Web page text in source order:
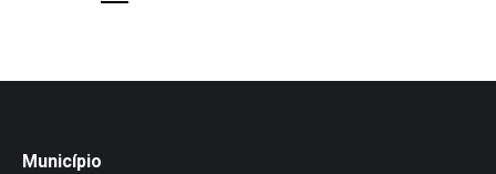
Município